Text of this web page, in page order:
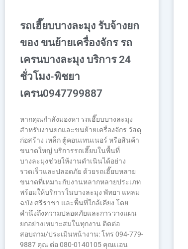
รถเฮี๊ยบบางละมุง รับจ้างยก
ของ ขนย้ายเครื่องจักร รถ
เครนบางละมุง บริการ 24
ชั่วโมง-พิชยา
เครน0947799887
หากคุณกำลังมองหา รถเฮี๊ยบบางละมุง
สำหรับงานยกและขนย้ายเครื่องจักร วัสดุ
ก่อสร้าง เหล็ก ตู้คอนเทนเนอร์ หรือสินค้า
ขนาดใหญ่ บริการรถเฮี๊ยบในพื้นที่
บางละมุงช่วยให้งานดำเนินได้อย่าง
รวดเร็วและปลอดภัย ด้วยรถเฮี๊ยบหลาย
ขนาดที่เหมาะกับงานหลากหลายประเภท
พร้อมให้บริการในบางละมุง พัทยา แหลม
ฉบัง ศรีราชา และพื้นที่ใกล้เคียง โดย
คำนึงถึงความปลอดภัยและการวางแผน
ยกอย่างเหมาะสมในทุกงาน ติดต่อ
สอบถาม/ประเมินหน้างาน: โทร 094-779-
9887 คุณ ต่อ 080-0140105 คุณเเอน